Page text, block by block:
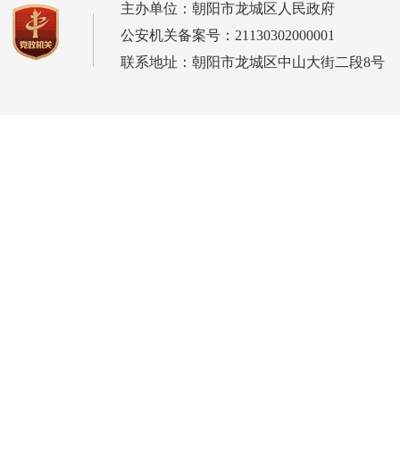
主办单位：朝阳市龙城区人民政府
公安机关备案号：21130302000001
联系地址：朝阳市龙城区中山大街二段8号